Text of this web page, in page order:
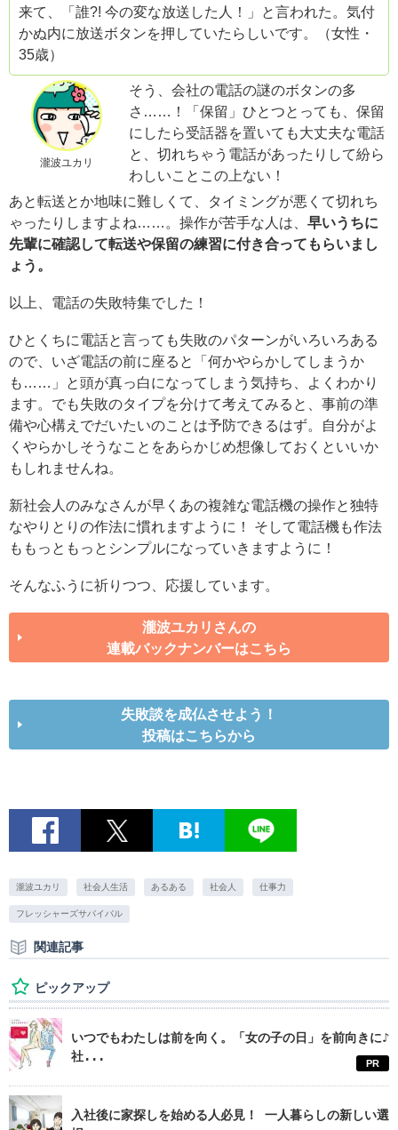
来て、「誰?! 今の変な放送した人！」と言われた。気付
かぬ内に放送ボタンを押していたらしいです。（女性・
35歳）
瀧波ユカリ
そう、会社の電話の謎のボタンの多
さ……！「保留」ひとつとっても、保留
にしたら受話器を置いても大丈夫な電話
と、切れちゃう電話があったりして紛ら
わしいことこの上ない！
あと転送とか地味に難しくて、タイミングが悪くて切れち
ゃったりしますよね……。操作が苦手な人は、 早いうちに
先輩に確認して転送や保留の練習に付き合ってもらいまし
ょう。
以上、電話の失敗特集でした！
ひとくちに電話と言っても失敗のパターンがいろいろある
ので、いざ電話の前に座ると「何かやらかしてしまうか
も……」と頭が真っ白になってしまう気持ち、よくわかり
ます。でも失敗のタイプを分けて考えてみると、事前の準
備や心構えでだいたいのことは予防できるはず。自分がよ
くやらかしそうなことをあらかじめ想像しておくといいか
もしれませんね。
新社会人のみなさんが早くあの複雑な電話機の操作と独特
なやりとりの作法に慣れますように！ そして電話機も作法
ももっともっとシンプルになっていきますように！
そんなふうに祈りつつ、応援しています。
瀧波ユカリさんの
連載バックナンバーはこちら
失敗談を成仏させよう！
投稿はこちらから
瀧波ユカリ 社会人生活 あるある 社会人 仕事力
フレッシャーズサバイバル
関連記事
ピックアップ
いつでもわたしは前を向く。「女の子の日」を前向きに♪
社...
PR
入社後に家探しを始める人必見！ 一人暮らしの新しい選